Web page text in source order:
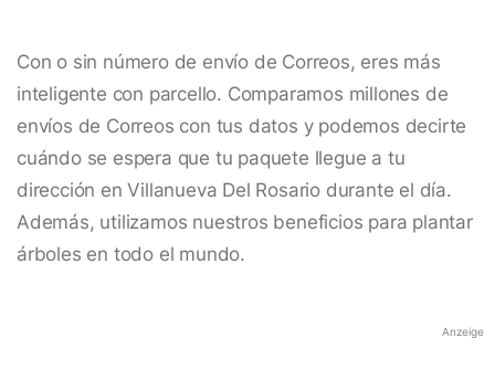
Con o sin número de envío de Correos, eres más
inteligente con parcello. Comparamos millones de
envíos de Correos con tus datos y podemos decirte
cuándo se espera que tu paquete llegue a tu
dirección en Villanueva Del Rosario durante el día.
Además, utilizamos nuestros beneficios para plantar
árboles en todo el mundo.
Anzeige